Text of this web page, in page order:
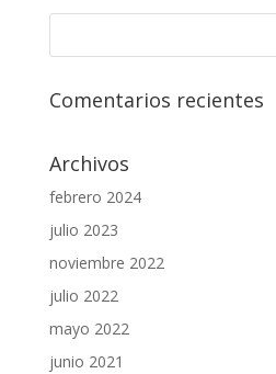
Comentarios recientes
Archivos
febrero 2024
julio 2023
noviembre 2022
julio 2022
mayo 2022
junio 2021